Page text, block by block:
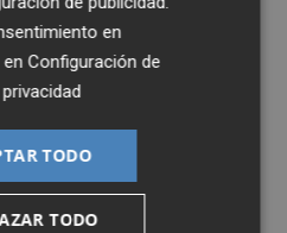
en
enConfiguración de
TODO
TODO